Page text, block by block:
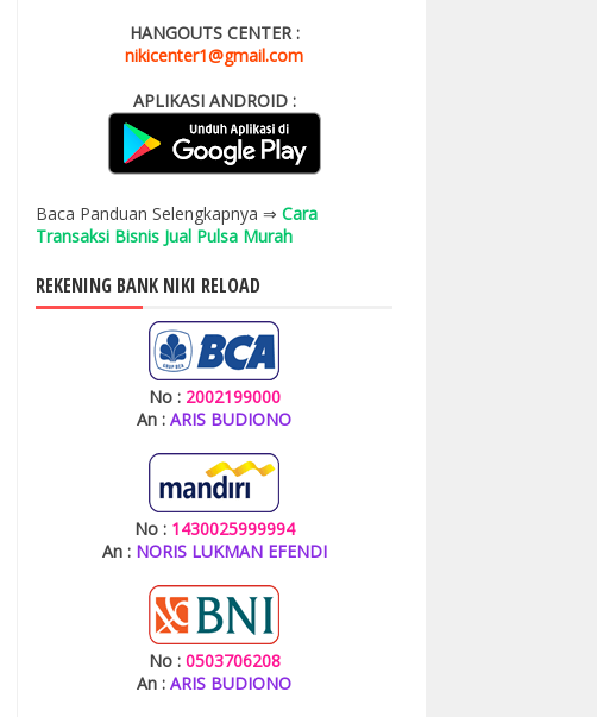
HANGOUTS CENTER :
nikicenter1@gmail.com
APLIKASI ANDROID :
Baca Panduan Selengkapnya ⇒ Cara
Transaksi Bisnis Jual Pulsa Murah
REKENING BANK NIKI RELOAD
No : 2002199000
An : ARIS BUDIONO
No : 1430025999994
An : NORIS LUKMAN EFENDI
No : 0503706208
An : ARIS BUDIONO